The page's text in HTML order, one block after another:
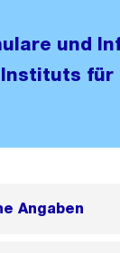
und
für
Angaben